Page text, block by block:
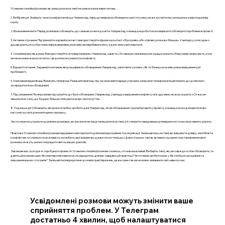
10 хвилин спокійної розмови: як залишатися на темі і не уникати важливих питань
1. Вибір місця: Знайдіть тихе і комфортне місце. Наприклад, пара, що вирішила обговорити свої стосунки, може зустрітися в затишному кафе подалі від
шуму.
2. Визначення мети: Перед розмовою обговоріть, що саме ви хочете досягти. Наприклад, команда на роботі може вирішити обговорити проблеми в проекті.
3. Активне слухання: Підтримуйте зоровий контакт і використовуйте фрази на кшталт «Я розумію» або «Цікаво, розкажи більше». У випадку, коли один з
друзів ділиться особистими переживаннями, важливо не перебивати його, а дати змогу висловитися.
4. Спокійний вислів думок: Використовуйте «я-повідомлення». Наприклад, замість «Ти завжди запізнюєшся» краще сказати «Я відчуваю незручність, коли
ми не можемо вчасно почати». Це допоможе уникнути конфлікту.
5. Відкриті питання: Задавайте питання, які розширюють обговорення. Наприклад, запитайте у колеги: «Як ти бачиш можливі шляхи вирішення цієї
проблеми?»
6. Уникнення відволікань: Вимкніть телефони. Реальний приклад: під час важливої наради учасники залишили телефони в іншій кімнаті, що дозволило
зосередитися на обговоренні.
7. Підсумування: Після розмови підсумуйте, що було обговорено. Наприклад, у випадку вирішення конфлікту між друзями, можна сказати: «Отже, ми
зійшлися на тому, що будемо більше спілкуватися про свої почуття».
8. Подальші дії: Обговоріть, які кроки потрібно зробити далі. Наприклад, після обговорення стратегії розвитку проекту, команда може домовитися про
наступні зустрічі для моніторингу прогресу.
Застосовуючи ці кроки в щоденних розмовах, ви зможете не лише залишатися на темі, а й створити середовище для відкритого і конструктивного діалогу.
Практика 10 хвилин спокійної розмови відкриває нові горизонти для взаєморозуміння та комунікації. Залишаючись на темі, ви зміцнюєте довіру, запобігаєте
конфліктам та отримуєте можливість поглибити свої знання про думки і почуття інших. Ці прості кроки, такі як активне слухання та встановлення мети
розмови, можуть значно покращити якість ваших діалогів.
Закликаю вас сьогодні ж спробувати провести 10 хвилин спокійної розмови з кимось, хто вам важливий. Виберіть тему, яку ви завжди хотіли обговорити, та
дайте цій розмові шанс Які нові перспективи можуть відкритись для вас завдяки цій практиці? Чи готові ви зробити крок у бік глибшого розуміння та
зміцнення ваших стосунків? Залишайтеся відкритими до нових ідей і вражень, адже саме так ми можемо змінювати світ навколо нас.
Усвідомлені розмови можуть змінити ваше
сприйняття проблем. У Телеграм
достатньо 4 хвилин, щоб налаштуватися